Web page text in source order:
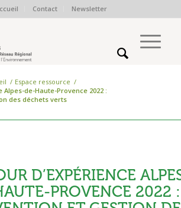
Contact Newsletter
/ Espace ressource /
Alpes-de-Haute-Provence 2022 :
des déchets verts
D’EXPÉRIENCE
PROVENCE 2022 :